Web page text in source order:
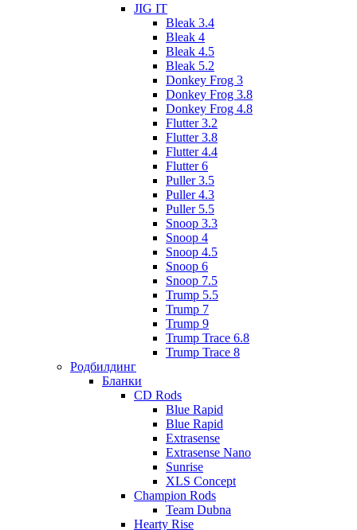
JIG IT
Bleak 3.4
Bleak 4
Bleak 4.5
Bleak 5.2
Donkey Frog 3
Donkey Frog 3.8
Donkey Frog 4.8
Flutter 3.2
Flutter 3.8
Flutter 4.4
Flutter 6
Puller 3.5
Puller 4.3
Puller 5.5
Snoop 3.3
Snoop 4
Snoop 4.5
Snoop 6
Snoop 7.5
Trump 5.5
Trump 7
Trump 9
Trump Trace 6.8
Trump Trace 8
Родбилдинг
Бланки
CD Rods
Blue Rapid
Blue Rapid
Extrasense
Extrasense Nano
Sunrise
XLS Concept
Champion Rods
Team Dubna
Hearty Rise